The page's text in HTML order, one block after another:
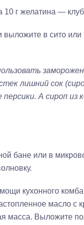
г желатина —
в сито или
лишний сок
А сироп из
бане или в
кухонного
масло с
масса. Выложите